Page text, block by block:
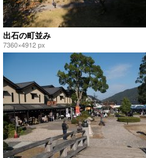
出石の町並み
7360×4912 px